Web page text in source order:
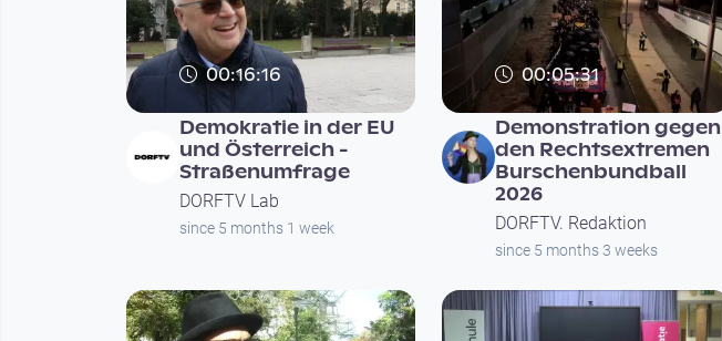
00:16:16
Demokratie in der EU
und Österreich -
Straßenumfrage
DORFTV Lab
since 5 months 1 week
00:05:31
Demonstration gegen
den Rechtsextremen
Burschenbundball
2026
DORFTV. Redaktion
since 5 months 3 weeks